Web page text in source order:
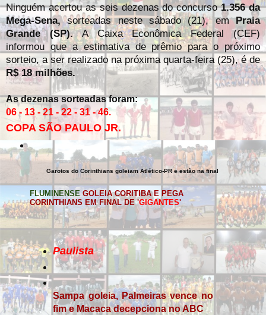
Ninguém acertou as seis dezenas do concurso1.356 da
Mega-Sena,sorteadas neste sábado (21), emPraia
Grande (SP).A Caixa Econômica Federal (CEF)
informou que a estimativa de prêmio para o próximo
sorteio, a ser realizado na próxima quarta-feira (25), é de
R$ 18 milhões.
As dezenas sorteadas foram:
06 - 13 - 21 - 22 - 31 - 46.
COPA SÃO PAULO JR.
Garotos do Corinthians goleiam Atlético-PR e estão na final
FLUMINENSEGOLEIA CORITIBA E PEGA
CORINTHIANS EM FINAL DE 'GIGANTES'
Paulista
Sampa goleia, Palmeiras vence no
fim e Macaca decepciona no ABC